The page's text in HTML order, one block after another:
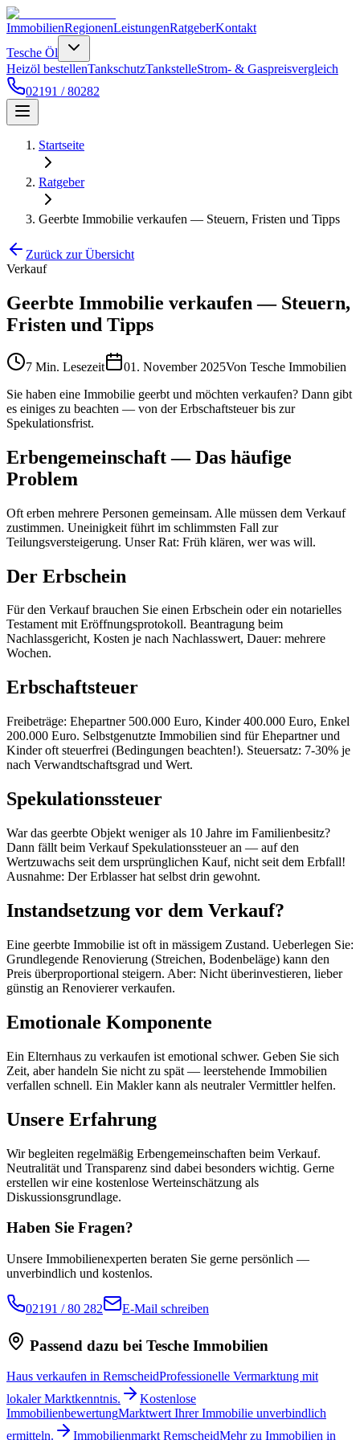
ImmobilienRegionenLeistungenRatgeberKontakt
Tesche Öl
Heizöl bestellenTankschutzTankstelleStrom- & Gaspreisvergleich
02191 / 80282
Startseite
Ratgeber
Geerbte Immobilie verkaufen — Steuern, Fristen und Tipps
Zurück zur Übersicht
Verkauf
Geerbte Immobilie verkaufen — Steuern,
Fristen und Tipps
7 Min. Lesezeit 01. November 2025Von Tesche Immobilien
Sie haben eine Immobilie geerbt und möchten verkaufen? Dann gibt
es einiges zu beachten — von der Erbschaftsteuer bis zur
Spekulationsfrist.
Erbengemeinschaft — Das häufige
Problem
Oft erben mehrere Personen gemeinsam. Alle müssen dem Verkauf
zustimmen. Uneinigkeit führt im schlimmsten Fall zur
Teilungsversteigerung. Unser Rat: Früh klären, wer was will.
Der Erbschein
Für den Verkauf brauchen Sie einen Erbschein oder ein notarielles
Testament mit Eröffnungsprotokoll. Beantragung beim
Nachlassgericht, Kosten je nach Nachlasswert, Dauer: mehrere
Wochen.
Erbschaftsteuer
Freibeträge: Ehepartner 500.000 Euro, Kinder 400.000 Euro, Enkel
200.000 Euro. Selbstgenutzte Immobilien sind für Ehepartner und
Kinder oft steuerfrei (Bedingungen beachten!). Steuersatz: 7-30% je
nach Verwandtschaftsgrad und Wert.
Spekulationssteuer
War das geerbte Objekt weniger als 10 Jahre im Familienbesitz?
Dann fällt beim Verkauf Spekulationssteuer an — auf den
Wertzuwachs seit dem ursprünglichen Kauf, nicht seit dem Erbfall!
Ausnahme: Der Erblasser hat selbst drin gewohnt.
Instandsetzung vor dem Verkauf?
Eine geerbte Immobilie ist oft in mässigem Zustand. Ueberlegen Sie:
Grundlegende Renovierung (Streichen, Bodenbeläge) kann den
Preis überproportional steigern. Aber: Nicht überinvestieren, lieber
günstig an Renovierer verkaufen.
Emotionale Komponente
Ein Elternhaus zu verkaufen ist emotional schwer. Geben Sie sich
Zeit, aber handeln Sie nicht zu spät — leerstehende Immobilien
verfallen schnell. Ein Makler kann als neutraler Vermittler helfen.
Unsere Erfahrung
Wir begleiten regelmäßig Erbengemeinschaften beim Verkauf.
Neutralität und Transparenz sind dabei besonders wichtig. Gerne
erstellen wir eine kostenlose Werteinschätzung als
Diskussionsgrundlage.
Haben Sie Fragen?
Unsere Immobilienexperten beraten Sie gerne persönlich —
unverbindlich und kostenlos.
02191 / 80 282 E-Mail schreiben
Passend dazu bei Tesche Immobilien
Haus verkaufen in RemscheidProfessionelle Vermarktung mit
lokaler Marktkenntnis.
Kostenlose
ImmobilienbewertungMarktwert Ihrer Immobilie unverbindlich
ermitteln.
Immobilienmarkt RemscheidMehr zu Immobilien in